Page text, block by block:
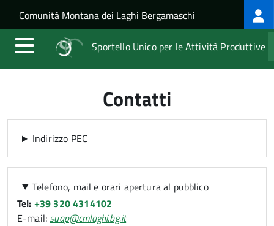
Salta al contenuto principale
Skip to site navigation
Comunità Montana dei Laghi Bergamaschi
Sportello Unico per le Attività Produttive
Contatti
Indirizzo PEC
Telefono, mail e orari apertura al pubblico
Tel: +39 320 4314102
E-mail: suap@cmlaghi.bg.it